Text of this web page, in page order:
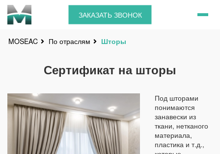
ЗАКАЗАТЬ ЗВОНОК
MOSEAC По отраслям Шторы
Сертификат на шторы
Под шторами
понимаются
занавески из
ткани, нетканого
материала,
пластика и т.д.,